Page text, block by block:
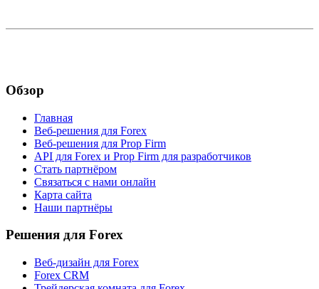
Обзор
Главная
Веб-решения для Forex
Веб-решения для Prop Firm
API для Forex и Prop Firm для разработчиков
Стать партнёром
Связаться с нами онлайн
Карта сайта
Наши партнёры
Решения для Forex
Веб-дизайн для Forex
Forex CRM